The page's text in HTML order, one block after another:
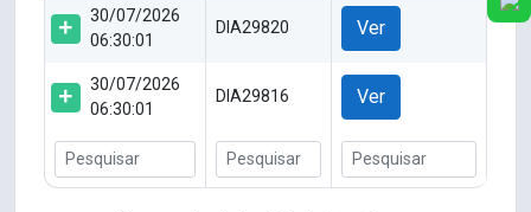
30/07/2026
06:30:01
DIA29820 Ver
30/07/2026
06:30:01
DIA29816 Ver